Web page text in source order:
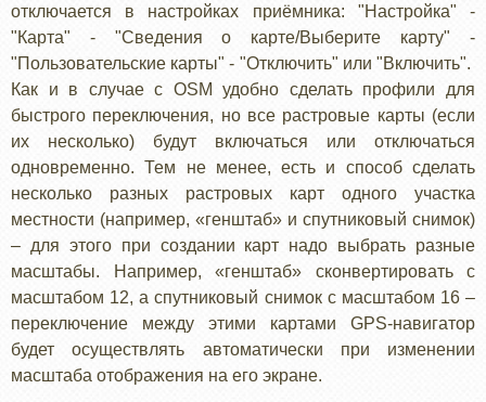
отключается в настройках приёмника: "Настройка" -
"Карта" - "Сведения о карте/Выберите карту" -
"Пользовательские карты" - "Отключить" или "Включить".
Как и в случае с OSM удобно сделать профили для
быстрого переключения, но все растровые карты (если
их несколько) будут включаться или отключаться
одновременно. Тем не менее, есть и способ сделать
несколько разных растровых карт одного участка
местности (например, «генштаб» и спутниковый снимок)
– для этого при создании карт надо выбрать разные
масштабы. Например, «генштаб» сконвертировать с
масштабом 12, а спутниковый снимок с масштабом 16 –
переключение между этими картами GPS-навигатор
будет осуществлять автоматически при изменении
масштаба отображения на его экране.